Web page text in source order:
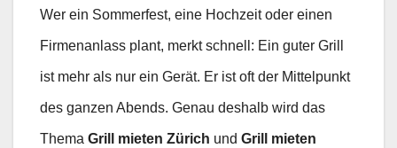
Wer ein Sommerfest, eine Hochzeit oder einen
Firmenanlass plant, merkt schnell: Ein guter Grill
ist mehr als nur ein Gerät. Er ist oft der Mittelpunkt
des ganzen Abends. Genau deshalb wird das
Thema Grill mieten Zürich und Grill mieten